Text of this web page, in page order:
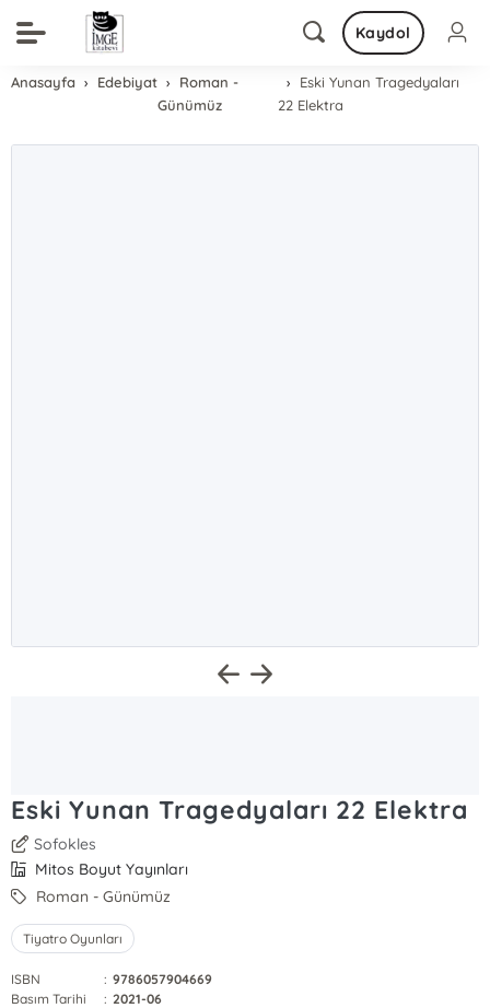
Kaydol
Anasayfa Edebiyat
Roman -
Günümüz
Eski Yunan Tragedyaları
22 Elektra
Eski Yunan Tragedyaları 22 Elektra
Sofokles
Mitos Boyut Yayınları
Roman - Günümüz
Tiyatro Oyunları
ISBN : 9786057904669
Basım Tarihi
: 2021-06